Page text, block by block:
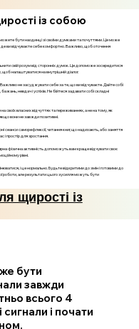
із собою
бути наодинці зі своїми думками та почуттями. Це може
ви відчуваєте себе комфортно. Важливо, щоб оточення
свій розум від сторонніх думок. Це допоможе зосередитися
налаштуватися на внутрішній діалог.
не засуджувати себе за те, що ви відчуваєте. Дайте собі
невдач і успіхів. Не бійтеся задавати собі складні
своїх власних відчуттях та переживаннях, а не на тому, як
вони не завжди позитивні.
сеанси саморефлексії, читання книг, що надихають, або заняття
і простір для зростання.
фізична активність допоможуть вам краще відчувати своє
рівні.
і це нормально. Будьте відкритими до змін і готовими до
роботи, але результати цього зусилля можуть бути
щирості із
бути
завжди
всього 4
і почати